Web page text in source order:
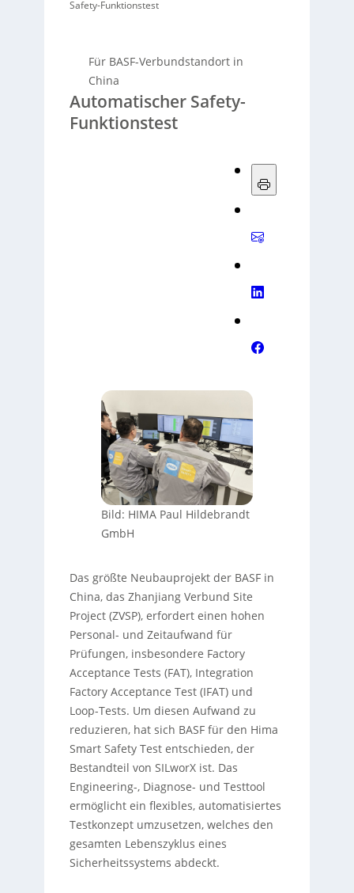
Safety-Funktionstest
Für BASF-Verbundstandort in
China
Automatischer Safety-
Funktionstest
Bild: HIMA Paul Hildebrandt
GmbH
Das größte Neubauprojekt der BASF in
China, das Zhanjiang Verbund Site
Project (ZVSP), erfordert einen hohen
Personal- und Zeitaufwand für
Prüfungen, insbesondere Factory
Acceptance Tests (FAT), Integration
Factory Acceptance Test (IFAT) und
Loop-Tests. Um diesen Aufwand zu
reduzieren, hat sich BASF für den Hima
Smart Safety Test entschieden, der
Bestandteil von SILworX ist. Das
Engineering-, Diagnose- und Testtool
ermöglicht ein flexibles, automatisiertes
Testkonzept umzusetzen, welches den
gesamten Lebenszyklus eines
Sicherheitssystems abdeckt.